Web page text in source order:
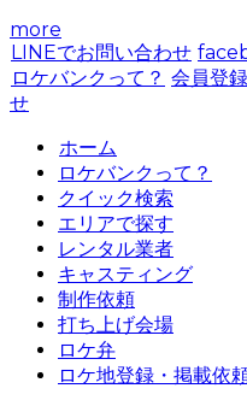
more
LINEでお問い合わせ
ロケバンクって？ 会員登
せ
ホーム
ロケバンクって？
クイック検索
エリアで探す
レンタル業者
キャスティング
制作依頼
打ち上げ会場
ロケ弁
ロケ地登録・掲載依